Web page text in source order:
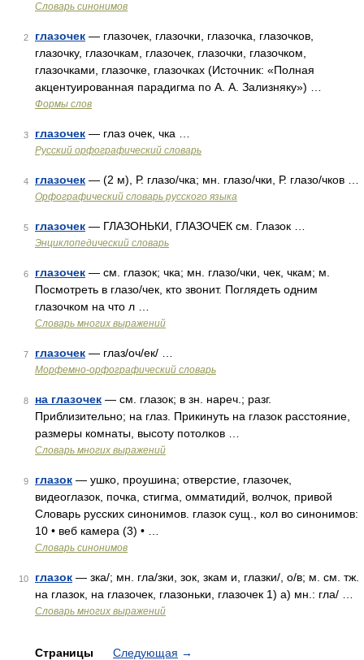
Словарь синонимов
2 глазочек — глазочек, глазочки, глазочка, глазочков,
глазочку, глазочкам, глазочек, глазочки, глазочком,
глазочками, глазочке, глазочках (Источник: «Полная
акцентуированная парадигма по А. А. Зализняку») …
Формы слов
3 глазочек — глаз очек, чка …
Русский орфографический словарь
4 глазочек — (2 м), Р. глазо/чка; мн. глазо/чки, Р. глазо/чков …
Орфографический словарь русского языка
5 глазочек — ГЛАЗОНЬКИ, ГЛАЗОЧЕК см. Глазок …
Энциклопедический словарь
6 глазочек — см. глазок; чка; мн. глазо/чки, чек, чкам; м.
Посмотреть в глазо/чек, кто звонит. Поглядеть одним
глазочком на что л …
Словарь многих выражений
7 глазочек — глаз/оч/ек/ …
Морфемно-орфографический словарь
8 на глазочек — см. глазок; в зн. нареч.; разг.
Приблизительно; на глаз. Прикинуть на глазок расстояние,
размеры комнаты, высоту потолков …
Словарь многих выражений
9 глазок — ушко, проушина; отверстие, глазочек,
видеоглазок, почка, стигма, омматидий, волчок, привой
Словарь русских синонимов. глазок сущ., кол во синонимов:
10 • веб камера (3) • …
Словарь синонимов
10 глазок — зка/; мн. гла/зки, зок, зкам и, глазки/, о/в; м. см. тж.
на глазок, на глазочек, глазоньки, глазочек 1) а) мн.: гла/ …
Словарь многих выражений
Страницы Следующая →